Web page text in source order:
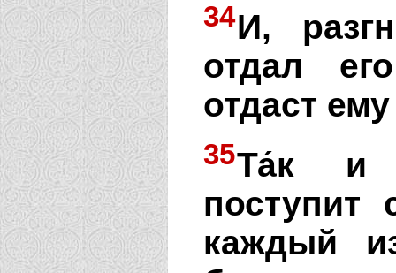
34И,
отдал
отдаст
35Та́к и
поступит
каждый